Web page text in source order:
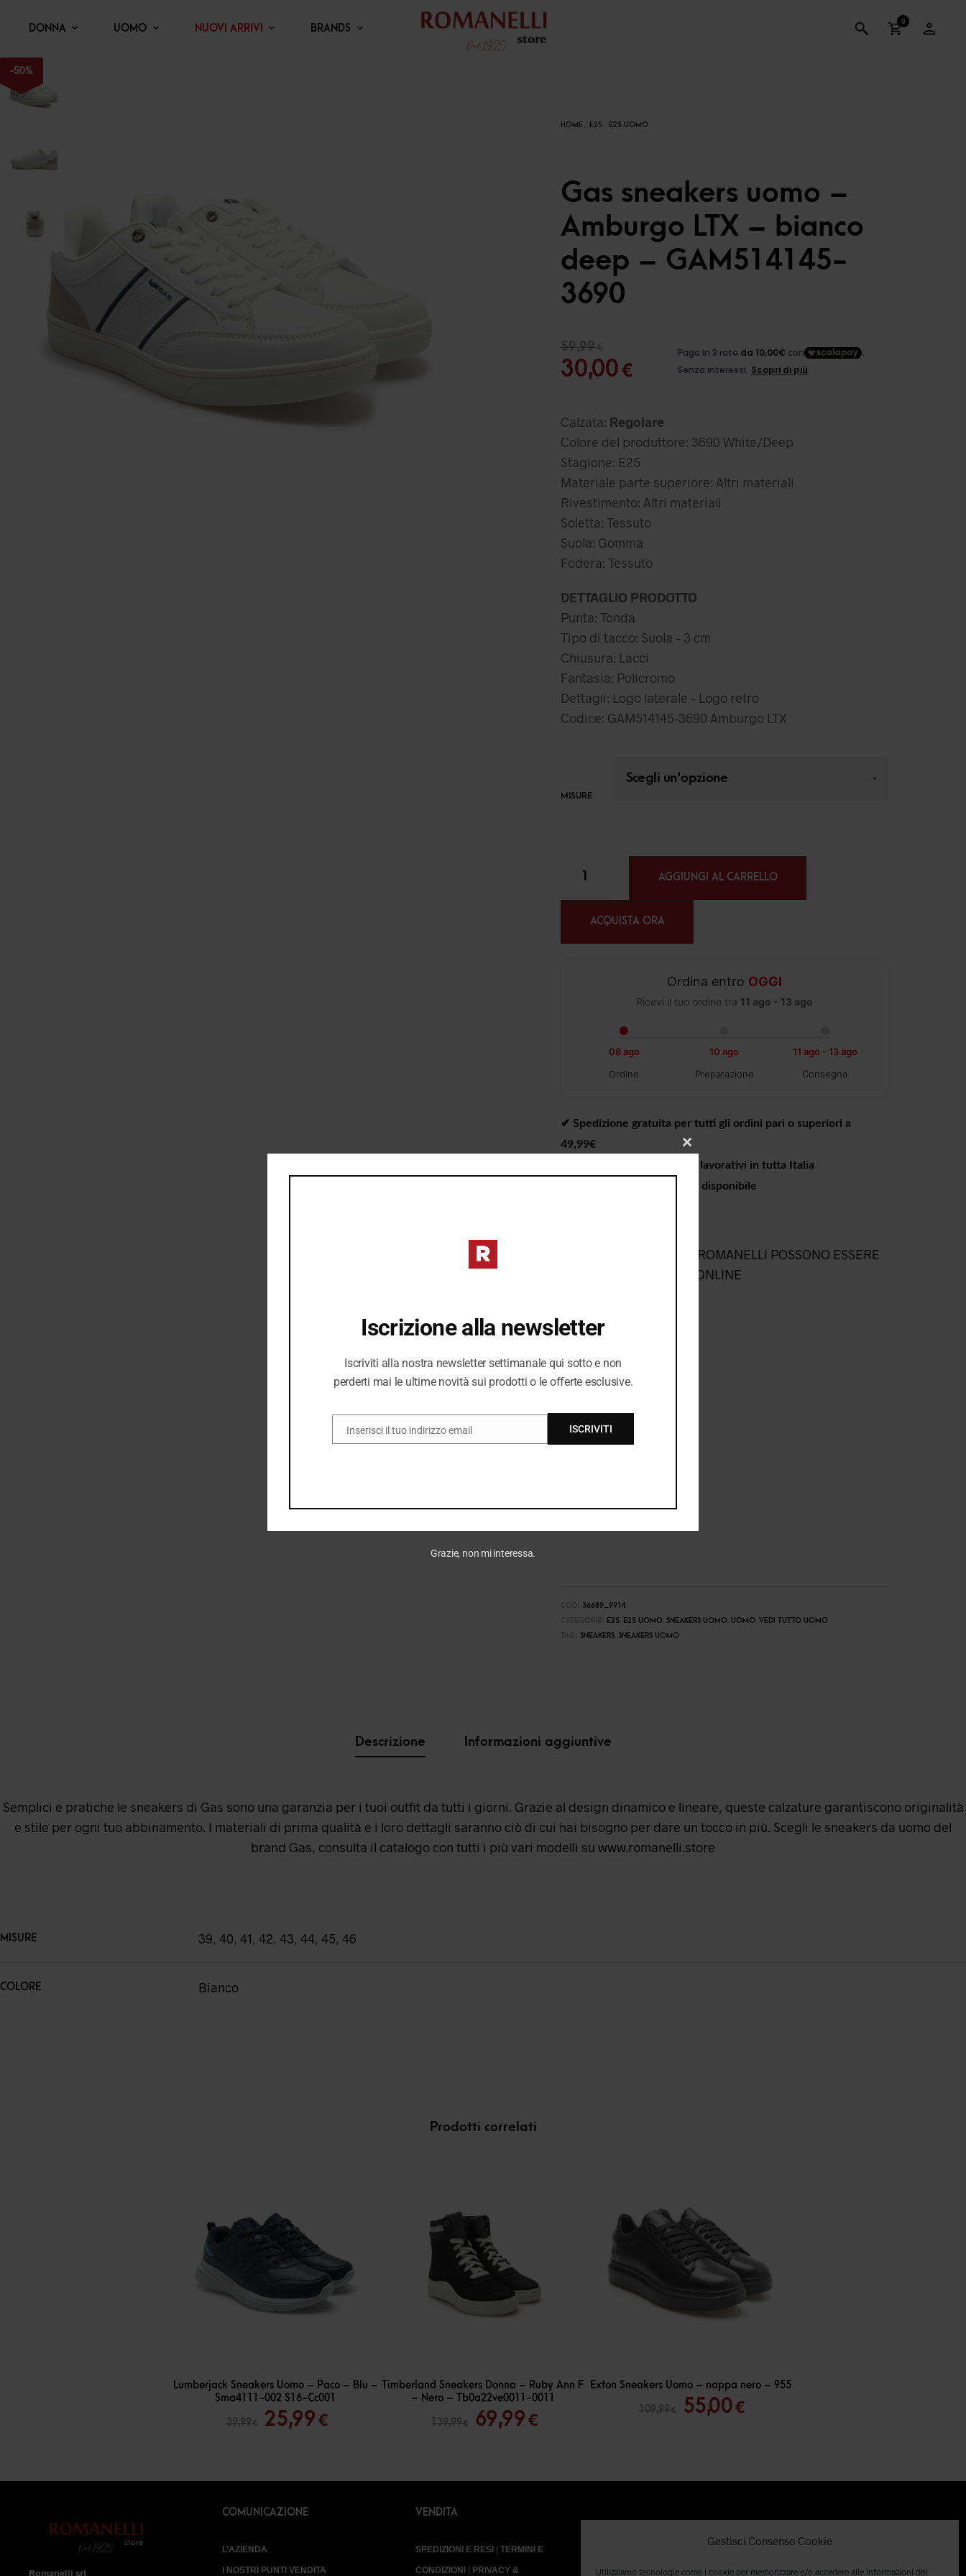
Gestisci Consenso Cookie
Utilizziamo tecnologie come i cookie per memorizzare e/o accedere alle informazioni del
DONNA UOMO NUOVI ARRIVI BRANDS
0
-50%
Gas sneakers uomo –
Amburgo LTX – bianco
deep – GAM514145-
3690
59,99€
prezzo
originale
59,99 €.
30,00€
attuale
è:
30,00 €.
Calzata: Regolare
Colore del produttore: 3690 White/Deep
Stagione: E25
Materiale parte superiore: Altri materiali
Rivestimento: Altri materiali
Soletta: Tessuto
Suola: Gomma
Fodera: Tessuto
DETTAGLIO PRODOTTO
Punta: Tonda
Tipo di tacco: Suola – 3 cm
Chiusura: Lacci
Fantasia: Policromo
Dettagli: Logo laterale – Logo retro
Codice: GAM514145-3690 Amburgo LTX
MISURE
AGGIUNGI AL CARRELLO
ACQUISTA ORA
Ordina entro OGGI
Ricevi il tuo ordine tra 11 ago - 13 ago
08 ago
Ordine
10 ago
Preparazione
11 ago - 13 ago
Consegna
✔︎ Spedizione gratuita per tutti gli ordini pari o superiori a
49,99€
✔︎ Consegna da 1 a 4 giorni lavorativi in tutta Italia
✔︎ Ritiro gratuito in negozio disponibile
I PREZZI DEL NEGOZIO ROMANELLI POSSONO ESSERE
DIVERSI DAL NEGOZIO ONLINE
36689_9914
E25, E25 UOMO SNEAKERS UOMO UOMO VEDI TUTTO UOMO
SNEAKERS, SNEAKERS UOMO
Descrizione Informazioni aggiuntive
Semplici e pratiche le sneakers di Gas sono una garanzia per i tuoi outfit da tutti i giorni. Grazie al design dinamico e lineare, queste calzature garantiscono originalità
e stile per ogni tuo abbinamento. I materiali di prima qualità e i loro dettagli saranno ciò di cui hai bisogno per dare un tocco in più. Scegli le sneakers da uomo del
brand Gas, consulta il catalogo con tutti i più vari modelli su www.romanelli.store
MISURE 39, 40, 41, 42, 43, 44, 45, 46
COLORE Bianco
Prodotti correlati
35
Lumberjack Sneakers Uomo – Paco – Blu –
Sma4111-002 S16-Cc001
39,99€
Il
era:
39,99 €.
25,99€Il
è:
- 50
Timberland Sneakers Donna – Ruby Ann F
– Nero – Tb0a22ve0011-0011
139,99€
Il
era:
69,99€Il
è:
Exton Sneakers Uomo – nappa nero – 955
109,99€
Il
109,99 €.
55,00€Il
55,00 €.
Romanelli srl
COMUNICAZIONE
L’AZIENDA
I NOSTRI PUNTI VENDITA
VENDITA
SPEDIZIONI E RESI| TERMINI E
CONDIZIONI| PRIVACY &
CLOSE
THIS
Iscrizione alla newsletter
Iscriviti alla nostra newsletter settimanale qui sotto e non
perderti mai le ultime novità sui prodotti o le offerte esclusive.
EMAIL
Inserisci il tuo indirizzo email ISCRIVITI
Grazie, non mi interessa.